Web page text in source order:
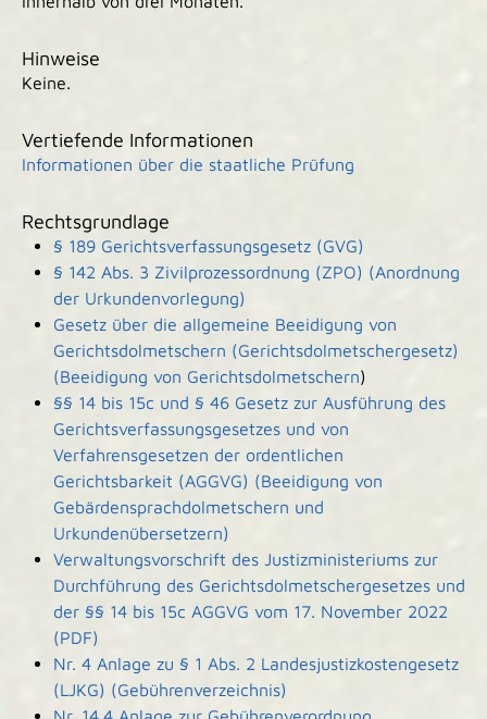
Hinweise
Keine.
Vertiefende Informationen
Informationen über die staatliche Prüfung
Rechtsgrundlage
§ 189 Gerichtsverfassungsgesetz (GVG)
§ 142 Abs. 3 Zivilprozessordnung (ZPO) (Anordnung
der Urkundenvorlegung)
Gesetz über die allgemeine Beeidigung von
Gerichtsdolmetschern (Gerichtsdolmetschergesetz)
(Beeidigung von Gerichtsdolmetschern)
§§ 14 bis 15c und § 46 Gesetz zur Ausführung des
Gerichtsverfassungsgesetzes und von
Verfahrensgesetzen der ordentlichen
Gerichtsbarkeit (AGGVG) (Beeidigung von
Gebärdensprachdolmetschern und
Urkundenübersetzern)
Verwaltungsvorschrift des Justizministeriums zur
Durchführung des Gerichtsdolmetschergesetzes und
der §§ 14 bis 15c AGGVG vom 17. November 2022
(PDF)
Nr. 4 Anlage zu § 1 Abs. 2 Landesjustizkostengesetz
(LJKG) (Gebührenverzeichnis)